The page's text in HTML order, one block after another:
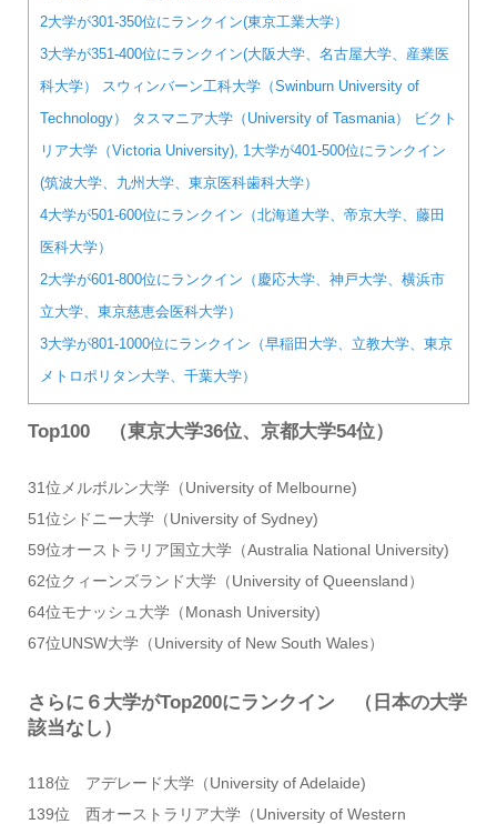
2大学が301-350位にランクイン(東京工業大学）
3大学が351-400位にランクイン(大阪大学、名古屋大学、産業医
科大学） スウィンバーン工科大学（Swinburn University of
Technology） タスマニア大学（University of Tasmania） ビクト
リア大学（Victoria University), 1大学が401-500位にランクイン
(筑波大学、九州大学、東京医科歯科大学）
4大学が501-600位にランクイン（北海道大学、帝京大学、藤田
医科大学）
2大学が601-800位にランクイン（慶応大学、神戸大学、横浜市
立大学、東京慈恵会医科大学）
3大学が801-1000位にランクイン（早稲田大学、立教大学、東京
メトロポリタン大学、千葉大学）
Top100 （東京大学36位、京都大学54位）
31位メルボルン大学（University of Melbourne)
51位シドニー大学（University of Sydney)
59位オーストラリア国立大学（Australia National University)
62位クィーンズランド大学（University of Queensland）
64位モナッシュ大学（Monash University)
67位UNSW大学（University of New South Wales）
さらに６大学がTop200にランクイン （日本の大学
該当なし）
118位 アデレード大学（University of Adelaide)
139位 西オーストラリア大学（University of Western